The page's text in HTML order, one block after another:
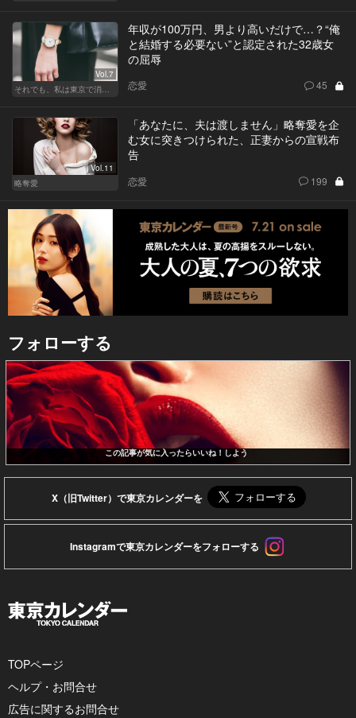
Vol.7
それでも、私は東京で消耗する
年収が100万円、男より高いだけで…？“俺
と結婚する必要ない”と認定された32歳女
の屈辱
恋愛 45
Vol.11
略奪愛
「あなたに、夫は渡しません」略奪愛を企
む女に突きつけられた、正妻からの宣戦布
告
恋愛 199
フォローする
この記事が気に入ったらいいね！しよう
X（旧Twitter）で東京カレンダーを
Instagramで東京カレンダーをフォローする
TOPページ
ヘルプ・お問合せ
広告に関するお問合せ